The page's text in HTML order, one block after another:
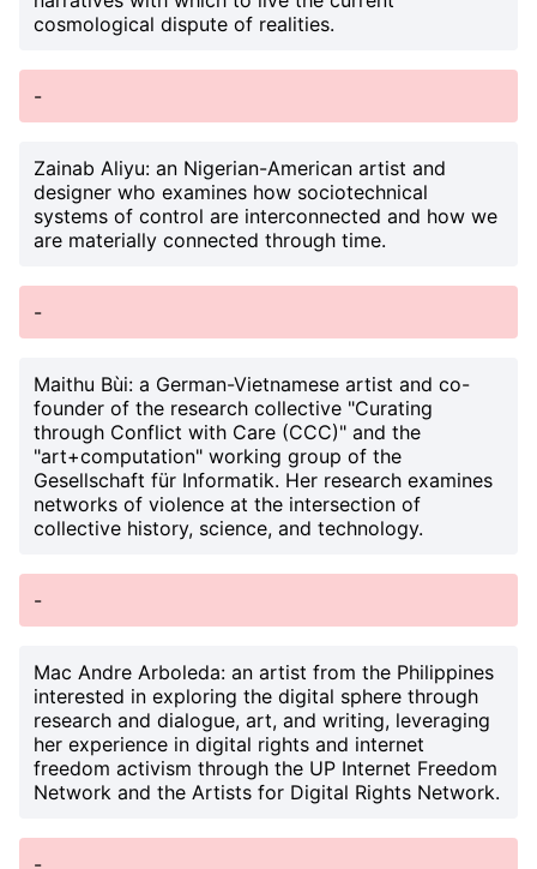
cosmological dispute of realities.
-
Zainab Aliyu: an Nigerian-American artist and
designer who examines how sociotechnical
systems of control are interconnected and how we
are materially connected through time.
-
Maithu Bùi: a German-Vietnamese artist and co-
founder of the research collective "Curating
through Conflict with Care (CCC)" and the
"art+computation" working group of the
Gesellschaft für Informatik. Her research examines
networks of violence at the intersection of
collective history, science, and technology.
-
Mac Andre Arboleda: an artist from the Philippines
interested in exploring the digital sphere through
research and dialogue, art, and writing, leveraging
her experience in digital rights and internet
freedom activism through the UP Internet Freedom
Network and the Artists for Digital Rights Network.
-